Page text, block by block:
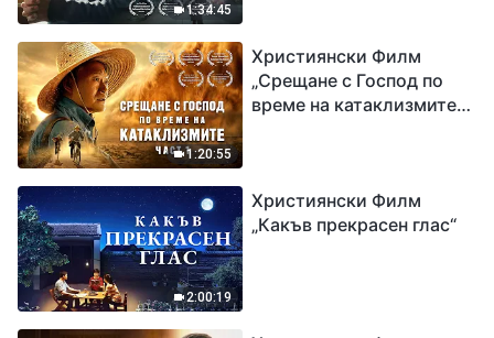
1:34:45
1:20:55
Християнски Филм
„Срещане с Господ по
време на катаклизмите“
2:00:19
Християнски Филм
„Какъв прекрасен глас“